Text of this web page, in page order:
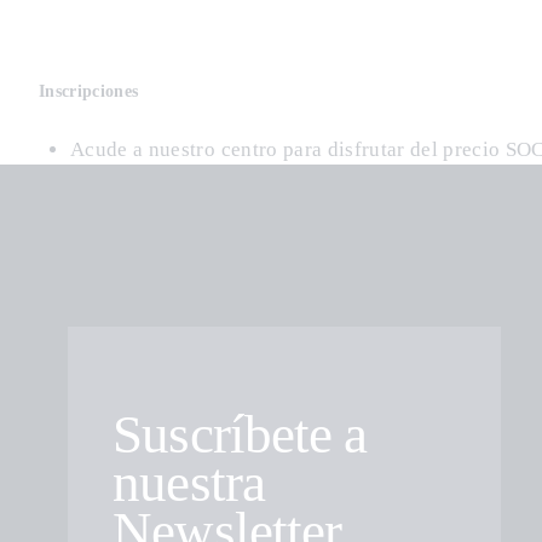
Inscripciones
Acude a nuestro centro para disfrutar del precio
Suscríbete a
nuestra